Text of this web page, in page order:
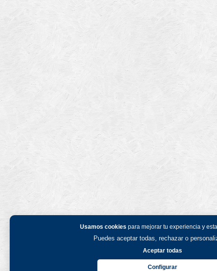
Usamos cookies para mejorar tu experiencia y
Puedes aceptar todas, rechazar o
Aceptar todas
Configurar